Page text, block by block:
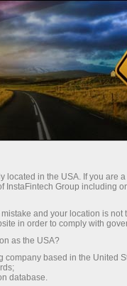
Savdo
uchun Hamkorlar
located in the USA. If you are
InstaFintech Group including
and your location is not
in order to comply with
as the USA?
company based in the United
database.